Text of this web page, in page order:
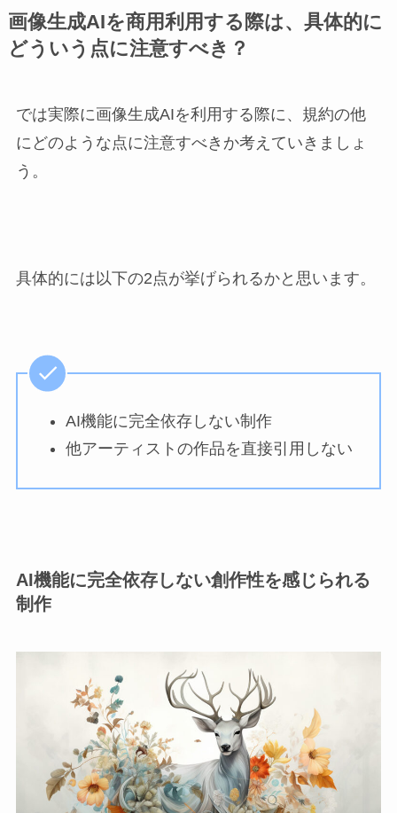
画像生成AIを商用利用する際は、具体的に
どういう点に注意すべき？
では実際に画像生成AIを利用する際に、規約の他
にどのような点に注意すべきか考えていきましょ
う。
具体的には以下の2点が挙げられるかと思います。
AI機能に完全依存しない制作
他アーティストの作品を直接引用しない
AI機能に完全依存しない創作性を感じられる
制作